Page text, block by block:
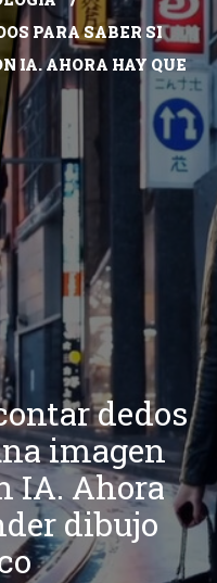
PARA SABER SI
IA. AHORA HAY QUE
dedos
imagen
IA. Ahora
dibujo